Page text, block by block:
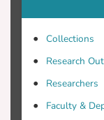
Collections
Research
Researchers
Faculty &